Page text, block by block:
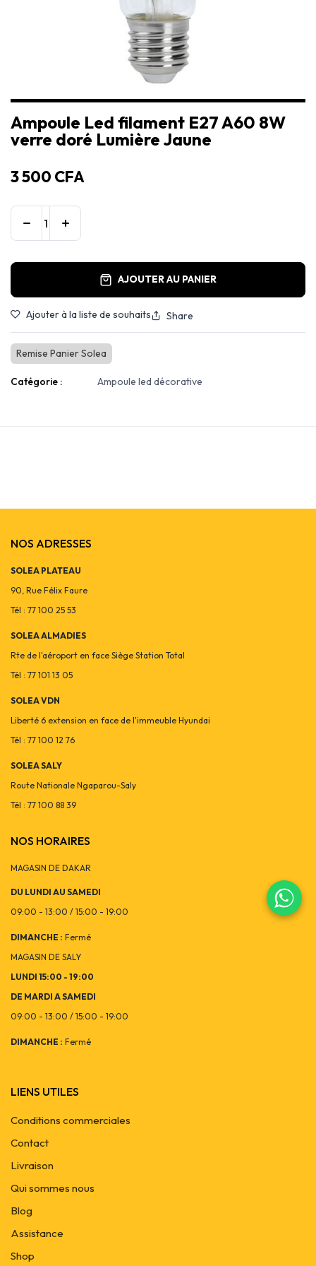
Ampoule Led filament E27 A60 8W
verre doré Lumière Jaune
3 500 CFA
AJOUTER AU PANIER
Ajouter à la liste de souhaits Share
Remise Panier Solea
Catégorie : Ampoule led décorative
NOS ADRESSES
SOLEA PLATEAU
90, Rue Félix Faure
Tél : 77 100 25 53
SOLEA ALMADIES
Rte de l'aéroport en face Siège Station Total
Tél : 77 101 13 05
SOLEA VDN
Liberté 6 extension en face de l'immeuble Hyundai
Tél : 77 100 12 76
SOLEA SALY
Route Nationale Ngaparou-Saly
Tél : 77 100 88 39
NOS HORAIRES
MAGASIN DE DAKAR
DU LUNDI AU SAMEDI
09:00 - 13:00 / 15:00 - 19:00
DIMANCHE : Fermé
MAGASIN DE SALY
LUNDI 15:00 - 19:00
DE MARDI A SAMEDI
09:00 - 13:00 / 15:00 - 19:00
DIMANCHE : Fermé
LIENS UTILES
Conditions commerciales
Contact
Livraison
Qui sommes nous
Blog
Assistance
Shop